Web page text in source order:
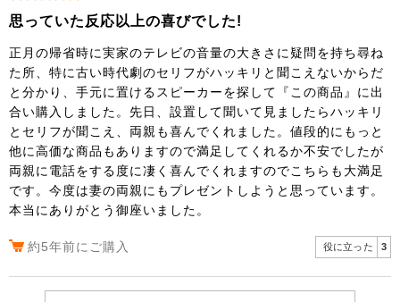
思っていた反応以上の喜びでした!
正月の帰省時に実家のテレビの音量の大きさに疑問を持ち尋ね
た所、特に古い時代劇のセリフがハッキリと聞こえないからだ
と分かり、手元に置けるスピーカーを探して『この商品』に出
合い購入しました。先日、設置して聞いて見ましたらハッキリ
とセリフが聞こえ、両親も喜んでくれました。値段的にもっと
他に高価な商品もありますので満足してくれるか不安でしたが
両親に電話をする度に凄く喜んでくれますのでこちらも大満足
です。今度は妻の両親にもプレゼントしようと思っています。
本当にありがとう御座いました。
約5年前にご購入 役に立った 3